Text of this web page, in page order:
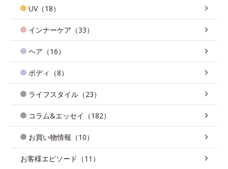
UV（18）
インナーケア（33）
ヘア（16）
ボディ（8）
ライフスタイル（23）
コラム&エッセイ（182）
お買い物情報（10）
お客様エピソード（11）